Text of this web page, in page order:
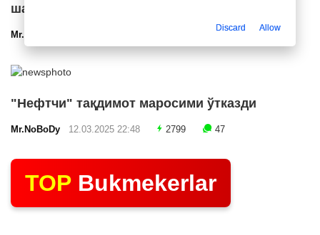
шартнома имзолашга яқин
Mr.NoBoDy
"Нефтчи" тақдимот маросими ўтказди
Mr.NoBoDy 12.03.2025 22:48 2799 47
TOP Bukmekerlar
Discard Allow